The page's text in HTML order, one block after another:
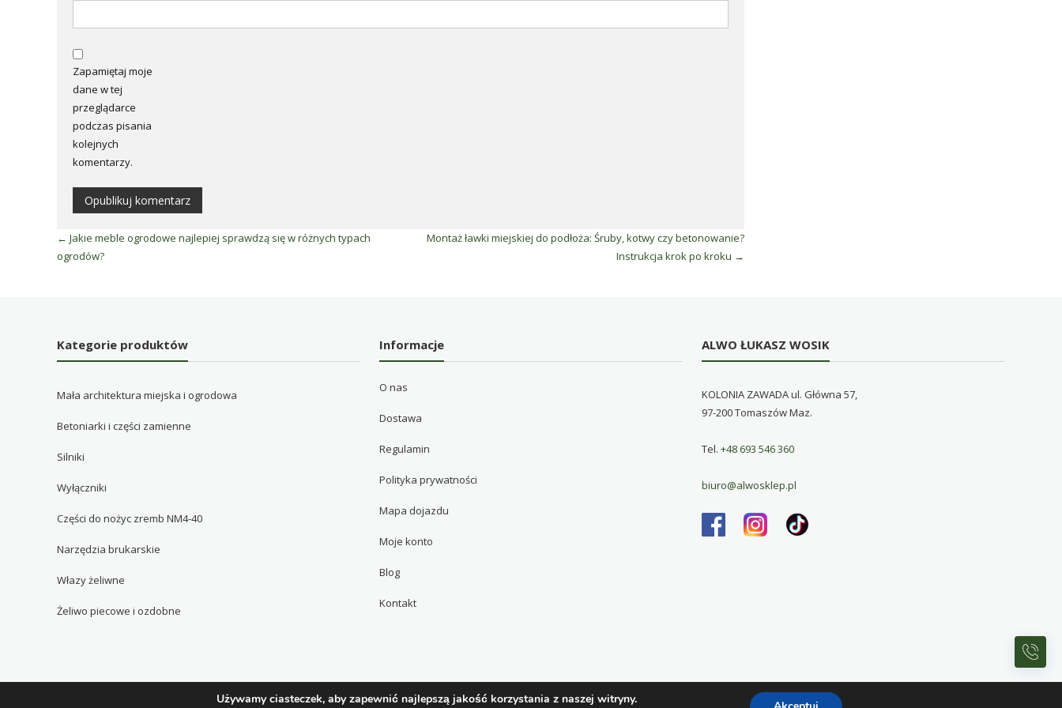
Zapamiętaj moje
dane w tej
przeglądarce
podczas pisania
kolejnych
komentarzy.
← Jakie meble ogrodowe najlepiej sprawdzą się w różnych typach
ogrodów?
Montaż ławki miejskiej do podłoża: Śruby, kotwy czy betonowanie?
Instrukcja krok po kroku →
Kategorie produktów
Mała architektura miejska i ogrodowa
Betoniarki i części zamienne
Silniki
Wyłączniki
Części do nożyc zremb NM4-40
Narzędzia brukarskie
Włazy żeliwne
Żeliwo piecowe i ozdobne
Informacje
O nas
Dostawa
Regulamin
Polityka prywatności
Mapa dojazdu
Moje konto
Blog
Kontakt
ALWO ŁUKASZ WOSIK
KOLONIA ZAWADA ul. Główna 57,
97-200 Tomaszów Maz.
Tel.+48 693 546 360
biuro@alwosklep.pl
Używamy ciasteczek, aby zapewnić najlepszą jakość korzystania z naszej witryny.